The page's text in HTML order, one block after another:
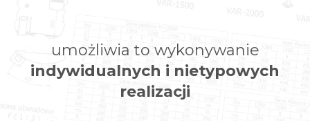
umożliwia to wykonywanie
indywidualnych i nietypowych
realizacji